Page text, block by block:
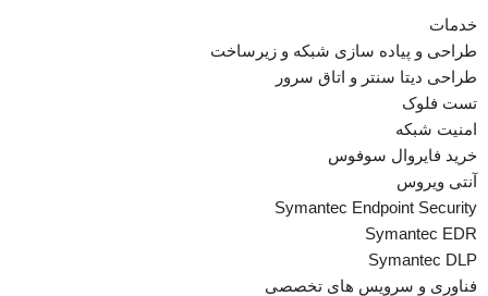
خدمات
طراحی و پیاده سازی شبکه و زیرساخت
طراحی دیتا سنتر و اتاق سرور
تست فلوک
امنیت شبکه
خرید فایروال سوفوس
آنتی ویروس
Symantec Endpoint Security
Symantec EDR
Symantec DLP
فناوری و سرویس های تخصصی